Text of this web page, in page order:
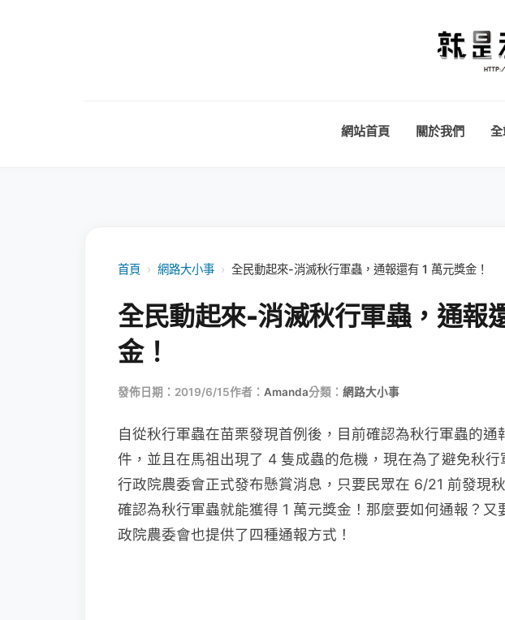
網站首頁 關於我們
首頁 › 網路大小事 › 全民動起來-消滅秋行軍蟲，通報還有 1 萬元獎金！
全民動起來-消滅秋行軍蟲，通報
金！
發佈日期：2019/6/15作者： Amanda分類： 網路大小事
自從秋行軍蟲在苗栗發現首例後，目前確認為秋行軍蟲的
件，並且在馬祖出現了 4 隻成蟲的危機，現在為了避免秋行
行政院農委會正式發布懸賞消息，只要民眾在 6/21 前發現
確認為秋行軍蟲就能獲得 1 萬元獎金！那麼要如何通報？又
政院農委會也提供了四種通報方式！